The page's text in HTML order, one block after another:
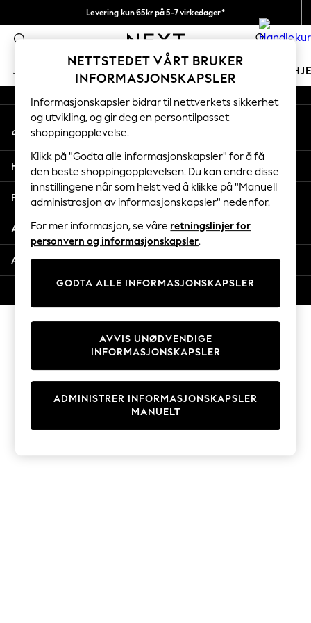
Levering kun 65kr på 5-7 virkedager*
Vi betaler alle tollavgifter 0
JENTER GUTTER BABY KVINNER
GIRLS
New In
50 - 92cm
98 - 110cm
116 - 134cm
140 - 174cm
Trending: Top & Short Sets
Trending: Clogs
Toy Story
THE SET
Coats & Jackets
Sweatshirts & Hoodies
Knitwear
Cardigans
Dresses
Sets & Outfits
T-Shirts
An error occurred on client
Våre sosiale nettverk
Min konto
Logg inn på kontoen din
Hjelp
Personvern & Juridisk
Avdelinger
Andre tjenester
NETTSTEDET VÅRT BRUKER
INFORMASJONSKAPSLER
Informasjonskapsler bidrar til nettverkets sikkerhet
og utvikling, og gir deg en persontilpasset
shoppingopplevelse.
Klikk på "Godta alle informasjonskapsler" for å få
den beste shoppingopplevelsen. Du kan endre disse
innstillingene når som helst ved å klikke på "Manuell
administrasjon av informasjonskapsler" nedenfor.
For mer informasjon, se våre retningslinjer for
personvern og informasjonskapsler.
GODTA ALLE INFORMASJONSKAPSLER
ADMINISTRER INFORMASJONSKAPSLER
MANUELT
AVVIS UNØDVENDIGE
INFORMASJONSKAPSLER